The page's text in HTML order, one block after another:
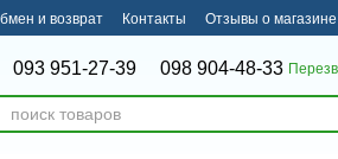
и возврат Контакты Отзывы о магазине
093 951-27-39 098 904-48-33